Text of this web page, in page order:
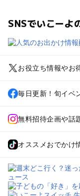
SNSでいこーよ
お役立ち情報やお
毎日更新！旬イベ
無料招待企画や話
オススメおでかけ